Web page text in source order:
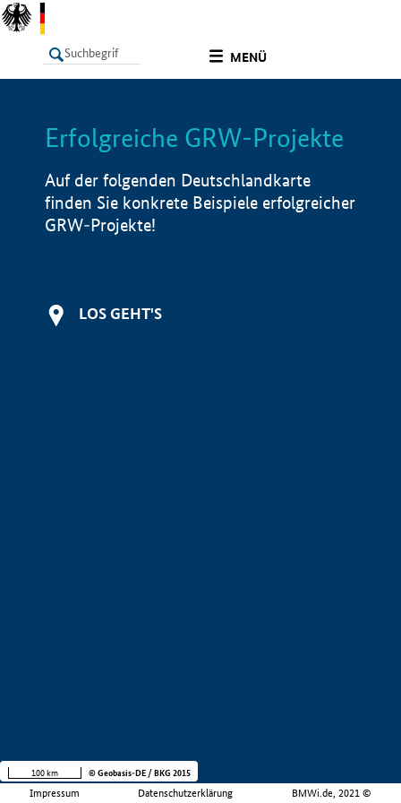
MENÜ
LISTE Info
Erfolgreiche GRW-Projekte
Auf der folgenden Deutschlandkarte
finden Sie konkrete Beispiele erfolgreicher
GRW-Projekte!
LOS GEHT'S
Impressum Datenschutzerklärung BMWi.de, 2021 ©
100 km © Geobasis-DE / BKG 2015